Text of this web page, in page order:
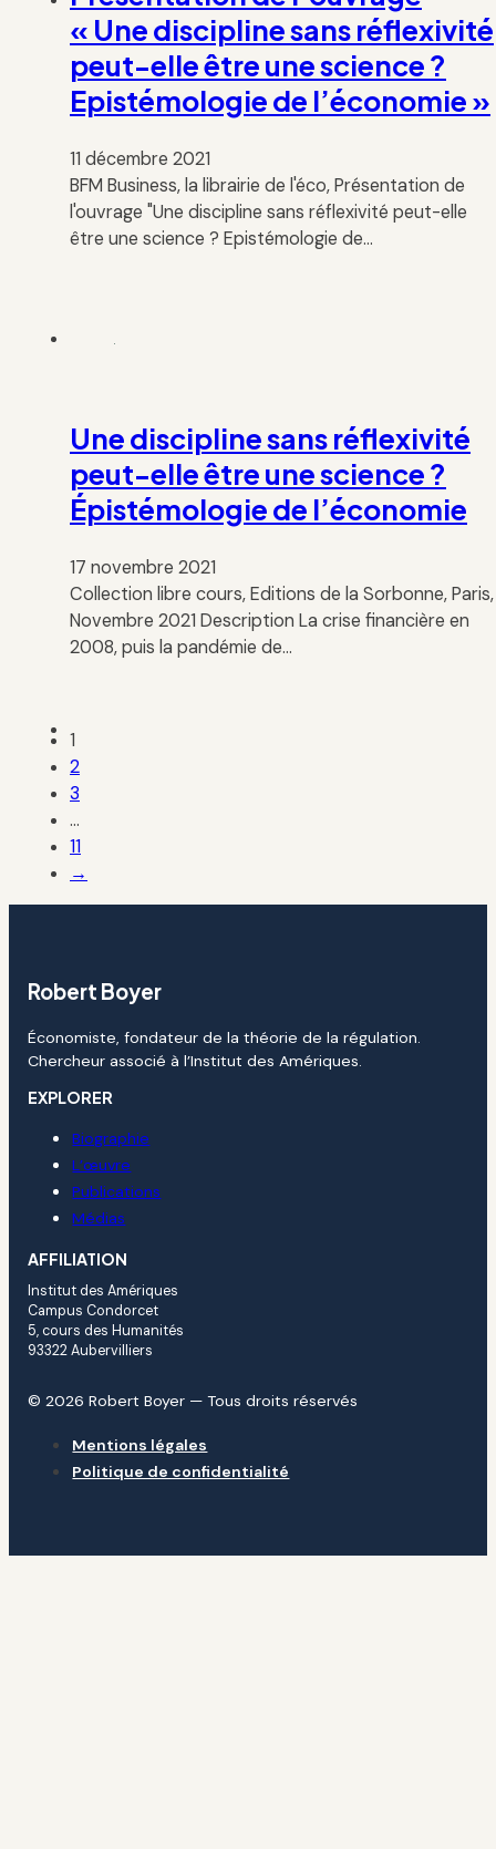
« Une discipline sans réflexivité
peut-elle être une science ?
Epistémologie de l’économie »
11 décembre 2021
BFM Business, la librairie de l'éco, Présentation de
l'ouvrage "Une discipline sans réflexivité peut-elle
être une science ? Epistémologie de…
Une discipline sans réflexivité
peut-elle être une science ?
Épistémologie de l’économie
17 novembre 2021
Collection libre cours, Editions de la Sorbonne, Paris,
Novembre 2021 Description La crise financière en
2008, puis la pandémie de…
1
2
3
…
11
→
Robert Boyer
Économiste, fondateur de la théorie de la régulation.
Chercheur associé à l’Institut des Amériques.
EXPLORER
Biographie
L’œuvre
Publications
Médias
AFFILIATION
Institut des Amériques
Campus Condorcet
5, cours des Humanités
93322 Aubervilliers
© 2026 Robert Boyer — Tous droits réservés
Mentions légales
Politique de confidentialité